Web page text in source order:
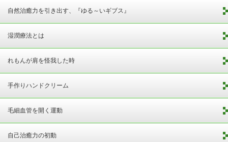
自然治癒力を引き出す、『ゆる～いギブス』
湿潤療法とは
れもんが肩を怪我した時
手作りハンドクリーム
毛細血管を開く運動
自己治癒力の初動